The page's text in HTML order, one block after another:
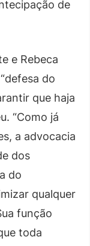
de
e Rebeca
do
que haja
“Como já
a advocacia
dos
do
qualquer
função
toda